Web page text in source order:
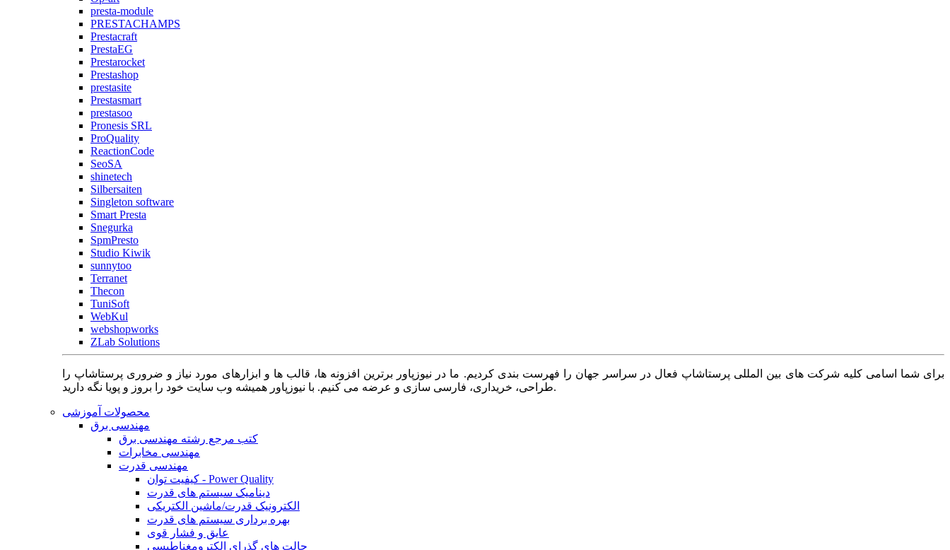
presta-module
PRESTACHAMPS
Prestacraft
PrestaEG
Prestarocket
Prestashop
prestasite
Prestasmart
prestasoo
Pronesis SRL
ProQuality
ReactionCode
SeoSA
shinetech
Silbersaiten
Singleton software
Smart Presta
Snegurka
SpmPresto
Studio Kiwik
sunnytoo
Terranet
Thecon
TuniSoft
WebKul
webshopworks
ZLab Solutions
برای شما اسامی کلیه شرکت های بین المللی پرستاشاپ فعال در سراسر جهان را فهرست بندی کردیم. ما در نیوزپاور برترین افزونه ها، قالب ها و ابزارهای مورد نیاز و ضروری پرستاشاپ را
طراحی، خریداری، فارسی سازی و عرضه می کنیم. با نیوزپاور همیشه وب سایت خود را بروز و پویا نگه دارید.
محصولات آموزشی
مهندسی برق
کتب مرجع رشته مهندسی برق
مهندسی مخابرات
مهندسی قدرت
کیفیت توان - Power Quality
دینامیک سیستم های قدرت
الکترونیک قدرت/ماشین الکتریکی
بهره برداری سیستم های قدرت
عایق و فشار قوی
حالت های گذرای الکترومغناطیسی